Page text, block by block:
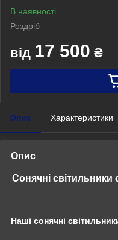
В наявності
Роздріб
від 17 500 ₴
Опис Характеристики
Опис
Сонячні світильники
Наші сонячні